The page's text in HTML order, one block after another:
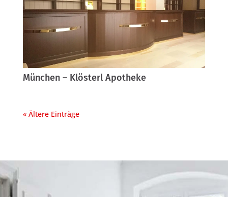
München – Klösterl Apotheke
« Ältere Einträge